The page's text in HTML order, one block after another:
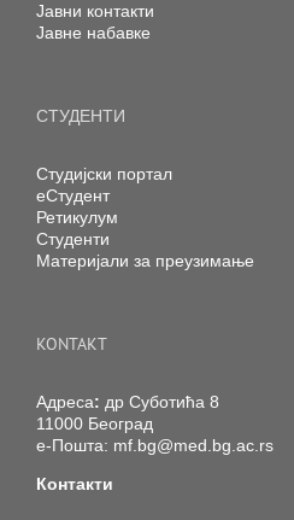
Јавни контакти
Јавне набавке
СТУДЕНТИ
Студијски портал
еСтудент
Ретикулум
Студенти
Материјали за преузимање
KONTAKT
Адреса: др Суботића 8
11000 Београд
е-Пошта: mf.bg@med.bg.ac.rs
Контакти